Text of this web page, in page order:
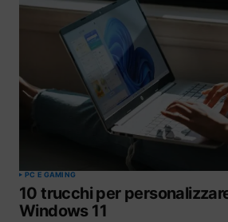
PC E GAMING
10 trucchi per
Windows 11